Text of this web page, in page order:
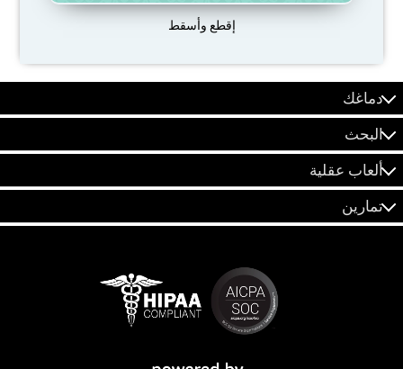
إقطع وأسقط
دماغك
البحث
ألعاب عقلية
تمارين